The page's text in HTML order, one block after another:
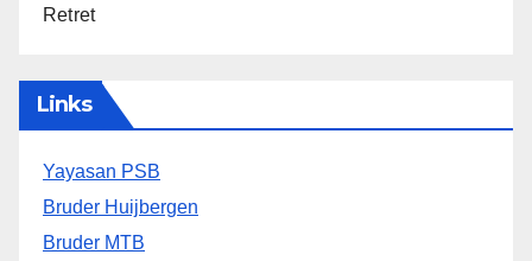
Retret
Links
Yayasan PSB
Bruder Huijbergen
Bruder MTB